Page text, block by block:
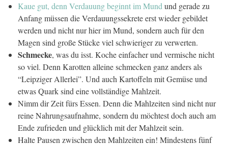
Kaue gut, denn Verdauung beginnt im Mund und gerade zu
Anfang müssen die Verdauungssekrete erst wieder gebildet
werden und nicht nur hier im Mund, sondern auch für den
Magen sind große Stücke viel schwieriger zu verwerten.
Schmecke, was du isst. Koche einfacher und vermische nicht
so viel. Denn Karotten alleine schmecken ganz anders als
“Leipziger Allerlei”. Und auch Kartoffeln mit Gemüse und
etwas Quark sind eine vollständige Mahlzeit.
Nimm dir Zeit fürs Essen. Denn die Mahlzeiten sind nicht nur
reine Nahrungsaufnahme, sondern du möchtest doch auch am
Ende zufrieden und glücklich mit der Mahlzeit sein.
Halte Pausen zwischen den Mahlzeiten ein! Mindestens fünf